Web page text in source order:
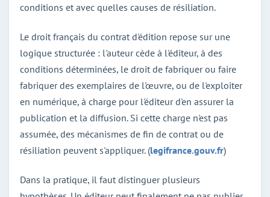
conditions et avec quelles causes de résiliation.
Le droit français du contrat d'édition repose sur une
logique structurée : l'auteur cède à l'éditeur, à des
conditions déterminées, le droit de fabriquer ou faire
fabriquer des exemplaires de l'œuvre, ou de l'exploiter
en numérique, à charge pour l'éditeur d'en assurer la
publication et la diffusion. Si cette charge n'est pas
assumée, des mécanismes de fin de contrat ou de
résiliation peuvent s'appliquer. (legifrance.gouv.fr)
Dans la pratique, il faut distinguer plusieurs